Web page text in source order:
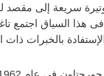
سريعة إلى
فى هذا السياق
بالخبرات ذات